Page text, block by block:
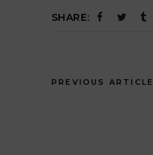
SHARE:
PREVIOUS ARTICLE